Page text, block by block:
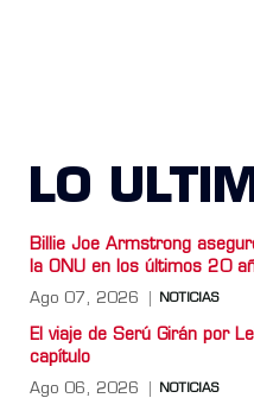
LO
Billie Joe Armstrong
la ONU en los últimos 20
Ago 07, 2026 NOTICIAS
El viaje de Serú Girán por
capítulo
Ago 06, 2026 NOTICIAS